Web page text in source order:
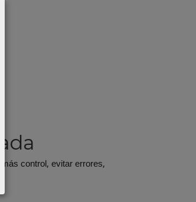
control, evitar errores,